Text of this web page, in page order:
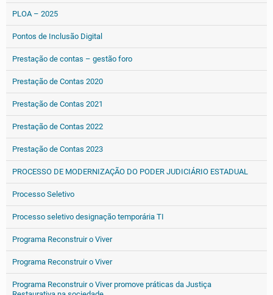
PLOA – 2025
Pontos de Inclusão Digital
Prestação de contas – gestão foro
Prestação de Contas 2020
Prestação de Contas 2021
Prestação de Contas 2022
Prestação de Contas 2023
PROCESSO DE MODERNIZAÇÃO DO PODER JUDICIÁRIO ESTADUAL
Processo Seletivo
Processo seletivo designação temporária TI
Programa Reconstruir o Viver
Programa Reconstruir o Viver
Programa Reconstruir o Viver promove práticas da Justiça